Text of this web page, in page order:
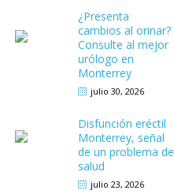
¿Presenta
cambios al orinar?
Consulte al mejor
urólogo en
Monterrey
julio 30, 2026
Disfunción eréctil
Monterrey, señal
de un problema de
salud
julio 23, 2026